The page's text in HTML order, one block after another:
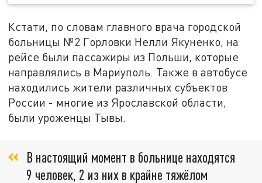
Кстати, по словам главного врача городской
больницы №2 Горловки Нелли Якуненко, на
рейсе были пассажиры из Польши, которые
направлялись в Мариуполь. Также в автобусе
находились жители различных субъектов
России - многие из Ярославской области,
были уроженцы Тывы.
В настоящий момент в больнице находятся
9 человек, 2 из них в крайне тяжёлом